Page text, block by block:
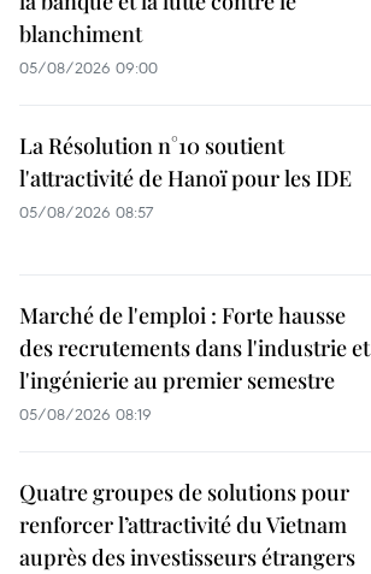
blanchiment
05/08/2026 09:00
La Résolution n°10 soutient
l'attractivité de Hanoï pour les IDE
05/08/2026 08:57
Marché de l'emploi : Forte hausse
des recrutements dans l'industrie et
l'ingénierie au premier semestre
05/08/2026 08:19
Quatre groupes de solutions pour
renforcer l’attractivité du Vietnam
auprès des investisseurs étrangers